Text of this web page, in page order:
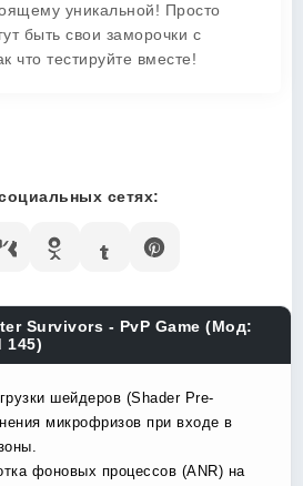
уникальной! Просто
быть свои заморочки с
что тестируйте вместе!
сетях:
Survivors - PvP Game (Мод:
145)
шейдеров (Shader Pre-
микрофризов при входе в
фоновых процессов (ANR) на